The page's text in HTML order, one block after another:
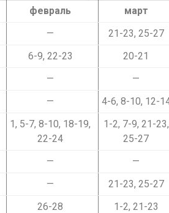
февраль март
— 21-23, 25-27
6-9, 22-23 20-21
— —
— 4-6, 8-10, 12-
1, 5-7, 8-10, 18-19,
22-24
1-2, 7-9, 21-23,
25-27
— —
— 21-23, 25-27
26-28 1-2, 21-23